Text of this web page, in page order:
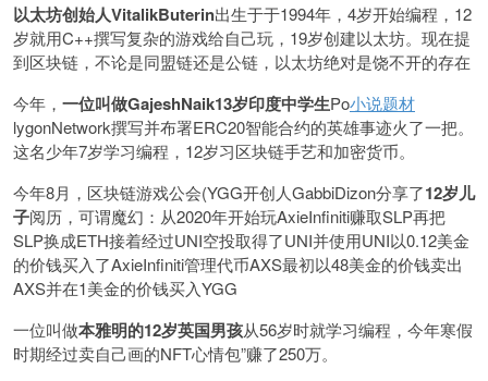
以太坊创始人VitalikButerin出生于于1994年，4岁开始编程，12
岁就用C++撰写复杂的游戏给自己玩，19岁创建以太坊。现在提
到区块链，不论是同盟链还是公链，以太坊绝对是饶不开的存在
今年， 一位叫做GajeshNaik13岁印度中学生Po小说题材
lygonNetwork撰写并布署ERC20智能合约的英雄事迹火了一把。
这名少年7岁学习编程，12岁习区块链手艺和加密货币。
今年8月，区块链游戏公会(YGG开创人GabbiDizon分享了12岁儿
子阅历，可谓魔幻：从2020年开始玩AxieInfiniti赚取SLP再把
SLP换成ETH接着经过UNI空投取得了UNI并使用UNI以0.12美金
的价钱买入了AxieInfiniti管理代币AXS最初以48美金的价钱卖出
AXS并在1美金的价钱买入YGG
一位叫做本雅明的12岁英国男孩从56岁时就学习编程，今年寒假
时期经过卖自己画的NFT心情包”赚了250万。